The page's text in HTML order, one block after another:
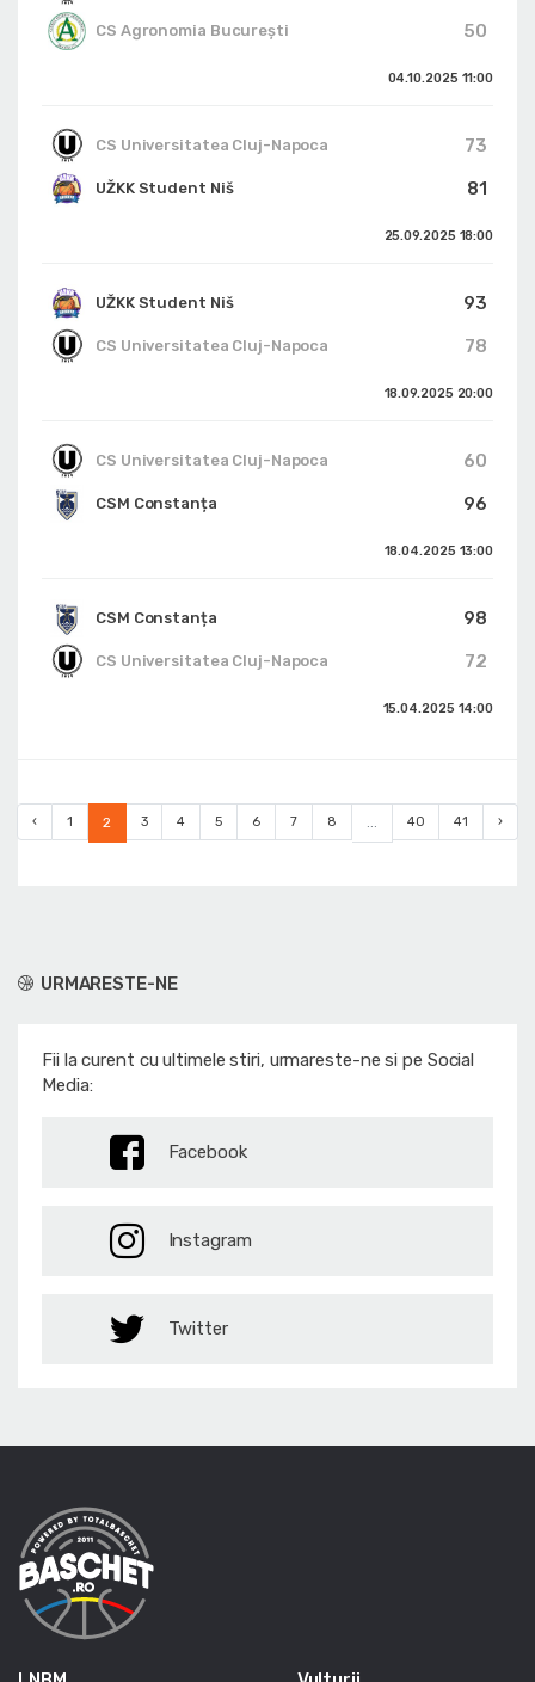
50
CS Agronomia București
04.10.2025 11:00
CS Universitatea Cluj-Napoca
73
81
UŽKK Student Niš
25.09.2025 18:00
UŽKK Student Niš
93
78
CS Universitatea Cluj-Napoca
18.09.2025 20:00
CS Universitatea Cluj-Napoca
60
96
CSM Constanța
18.04.2025 13:00
CSM Constanța
98
72
CS Universitatea Cluj-Napoca
15.04.2025 14:00
‹ 1 2 3 4 5 6 7 8 ... 40 41 ›
URMARESTE-NE
Fii la curent cu ultimele stiri, urmareste-ne si pe Social
Media:
Facebook
Instagram
Twitter